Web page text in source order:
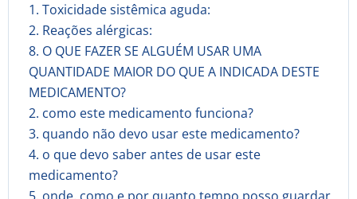
1. Toxicidade sistêmica aguda:
2. Reações alérgicas:
8. O QUE FAZER SE ALGUÉM USAR UMA
QUANTIDADE MAIOR DO QUE A INDICADA DESTE
MEDICAMENTO?
2. como este medicamento funciona?
3. quando não devo usar este medicamento?
4. o que devo saber antes de usar este
medicamento?